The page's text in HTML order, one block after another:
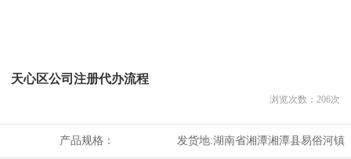
天心区公司注册代办流程
浏览次数： 206次
产品规格： 发货地:湖南省湘潭湘潭县易俗河镇